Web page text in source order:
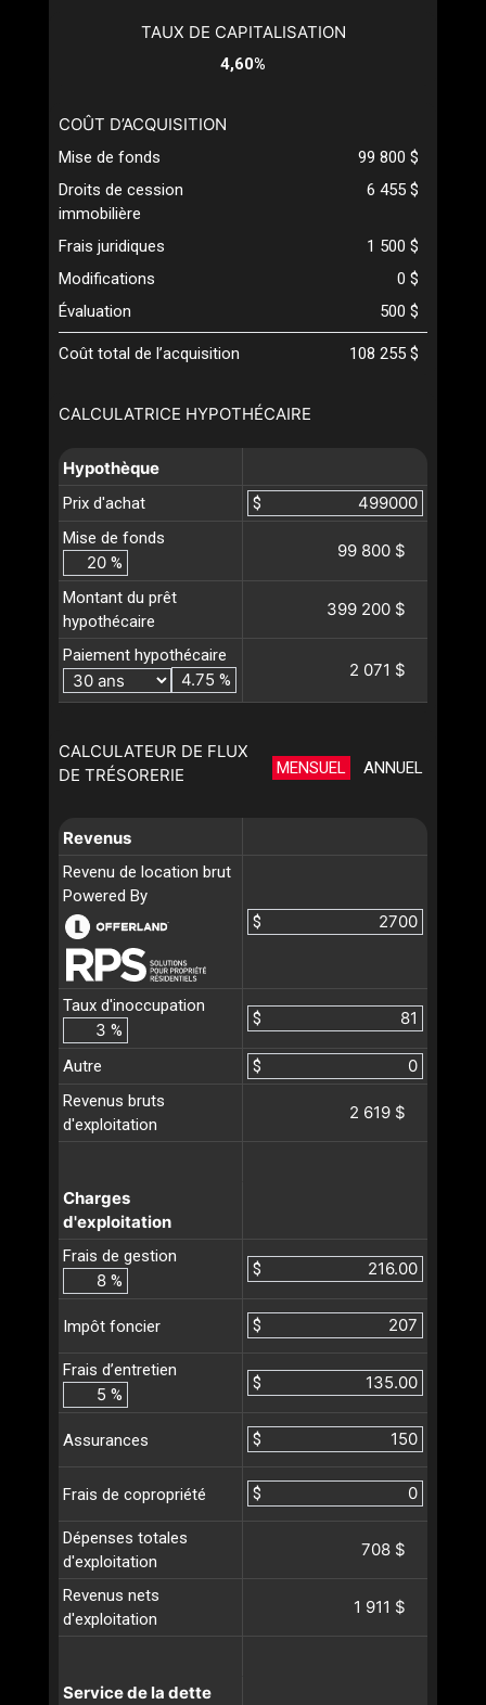
CALCULATRICE HYPOTHÉCAIRE
Hypothèque
Prix d'achat
$
Mise de fonds
%
99 800 $
Montant du prêt
hypothécaire
399 200 $
Paiement hypothécaire
%
2 071 $
CALCULATEUR DE FLUX
DE TRÉSORERIE
MENSUEL ANNUEL
Revenus
Revenu de location brut
Powered By
$
Taux d'inoccupation
%
$
Autre
$
Revenus bruts
d'exploitation
2 619 $
Charges
d'exploitation
Frais de gestion
%
$
Impôt foncier $
Frais d’entretien
%
$
Assurances $
Frais de copropriété $
Dépenses totales
d'exploitation
708 $
Revenus nets
d'exploitation
1 911 $
Service de la dette
TAUX DE CAPITALISATION
4,60%
COÛT D’ACQUISITION
Mise de fonds
99 800 $
Droits de cession
immobilière
6 455 $
Frais juridiques
1 500 $
Modifications
0 $
Évaluation
500 $
Coût total de l’acquisition 108 255 $